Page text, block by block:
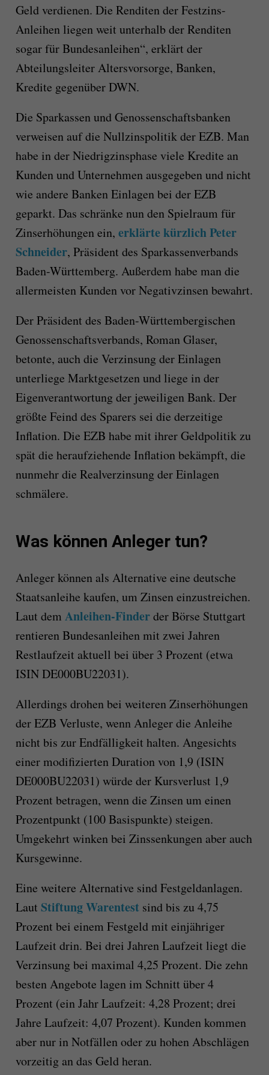
Geld verdienen. Die Renditen der Festzins-
Anleihen liegen weit unterhalb der Renditen
sogar für Bundesanleihen“, erklärt der
Abteilungsleiter Altersvorsorge, Banken,
Kredite gegenüber DWN.
Die Sparkassen und Genossenschaftsbanken
verweisen auf die Nullzinspolitik der EZB. Man
habe in der Niedrigzinsphase viele Kredite an
Kunden und Unternehmen ausgegeben und nicht
wie andere Banken Einlagen bei der EZB
geparkt. Das schränke nun den Spielraum für
Zinserhöhungen ein, erklärte kürzlich Peter
Schneider, Präsident des Sparkassenverbands
Baden-Württemberg. Außerdem habe man die
allermeisten Kunden vor Negativzinsen bewahrt.
Der Präsident des Baden-Württembergischen
Genossenschaftsverbands, Roman Glaser,
betonte, auch die Verzinsung der Einlagen
unterliege Marktgesetzen und liege in der
Eigenverantwortung der jeweiligen Bank. Der
größte Feind des Sparers sei die derzeitige
Inflation. Die EZB habe mit ihrer Geldpolitik zu
spät die heraufziehende Inflation bekämpft, die
nunmehr die Realverzinsung der Einlagen
schmälere.
Was können Anleger tun?
Anleger können als Alternative eine deutsche
Staatsanleihe kaufen, um Zinsen einzustreichen.
Laut dem Anleihen-Finderder Börse Stuttgart
rentieren Bundesanleihen mit zwei Jahren
Restlaufzeit aktuell bei über 3 Prozent (etwa
ISIN DE000BU22031).
Allerdings drohen bei weiteren Zinserhöhungen
der EZB Verluste, wenn Anleger die Anleihe
nicht bis zur Endfälligkeit halten. Angesichts
einer modifizierten Duration von 1,9 (ISIN
DE000BU22031) würde der Kursverlust 1,9
Prozent betragen, wenn die Zinsen um einen
Prozentpunkt (100 Basispunkte) steigen.
Umgekehrt winken bei Zinssenkungen aber auch
Kursgewinne.
Eine weitere Alternative sind Festgeldanlagen.
Laut Stiftung Warentest sind bis zu 4,75
Prozent bei einem Festgeld mit einjähriger
Laufzeit drin. Bei drei Jahren Laufzeit liegt die
Verzinsung bei maximal 4,25 Prozent. Die zehn
besten Angebote lagen im Schnitt über 4
Prozent (ein Jahr Laufzeit: 4,28 Prozent; drei
Jahre Laufzeit: 4,07 Prozent). Kunden kommen
aber nur in Notfällen oder zu hohen Abschlägen
vorzeitig an das Geld heran.